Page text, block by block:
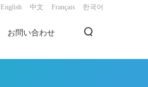
English 中文 Français 한국어
お問い合わせ